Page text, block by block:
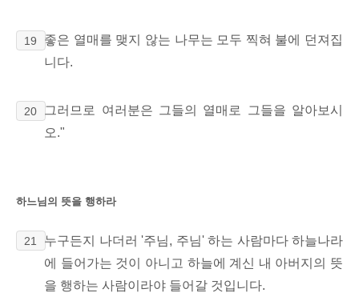
19
좋은 열매를 맺지 않는 나무는 모두 찍혀 불에 던져집
니다.
20
그러므로 여러분은 그들의 열매로 그들을 알아보시
오."
하느님의 뜻을 행하라
21
누구든지 나더러 '주님, 주님' 하는 사람마다 하늘나라
에 들어가는 것이 아니고 하늘에 계신 내 아버지의 뜻
을 행하는 사람이라야 들어갈 것입니다.